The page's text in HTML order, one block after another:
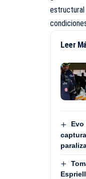
estructural
Leer